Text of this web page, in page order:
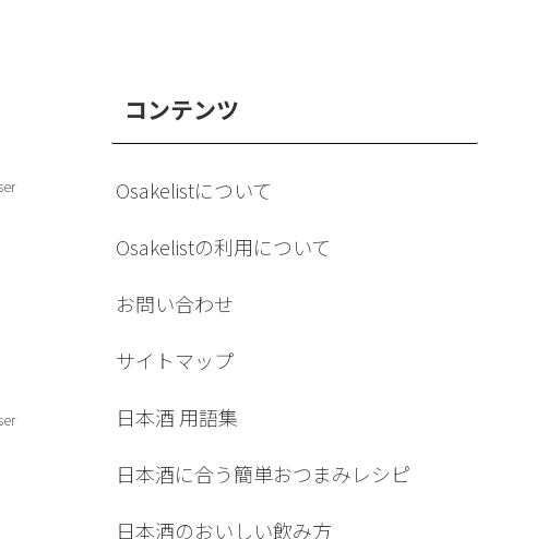
コンテンツ
Osakelistについて
Osakelistの利用について
お問い合わせ
サイトマップ
日本酒 用語集
日本酒に合う簡単おつまみレシピ
日本酒のおいしい飲み方